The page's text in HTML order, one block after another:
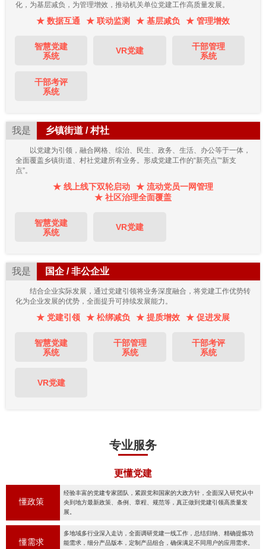
化，为基层减负，为管理增效，推动机关单位党建工作高质量发展。
★ 数据互通 ★ 联动监测 ★ 基层减负 ★ 管理增效
智慧党建
系统
VR党建
干部管理
系统
干部考评
系统
我是 乡镇街道 / 村社
以党建为引领，融合网格、综治、民生、政务、生活、办公等于一体，
全面覆盖乡镇街道、村社党建所有业务。形成党建工作的“新亮点”“新支
点”。
★ 线上线下双轮启动
★ 流动党员一网管理
★ 社区治理全面覆盖
智慧党建
系统
VR党建
我是 国企 / 非公企业
结合企业实际发展，通过党建引领将业务深度融合，将党建工作优势转
化为企业发展的优势，全面提升可持续发展能力。
★ 党建引领 ★ 松绑减负 ★ 提质增效 ★ 促进发展
智慧党建
系统
干部管理
系统
干部考评
系统
VR党建
专业服务
更懂党建
懂政策
经验丰富的党建专家团队，紧跟党和国家的大政方针，全面深入研究从中
央到地方最新政策、条例、章程、规范等，真正做到党建引领高质量发
展。
懂需求
多地域多行业深入走访，全面调研党建一线工作，总结归纳、精确提炼功
能需求，细分产品版本，定制产品组合，确保满足不同用户的应用需求。